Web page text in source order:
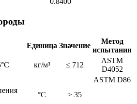
Единица Значение
Метод
испытания
кг/м³ ≤ 712
ASTM
D4052
ASTM D86
°C
≥ 35